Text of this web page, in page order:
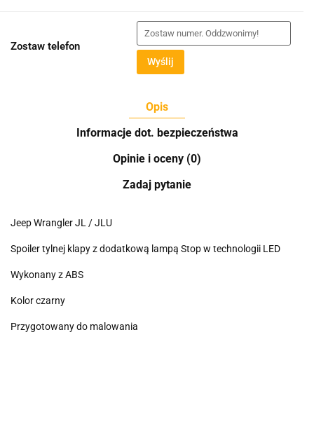
Zostaw telefon
Wyślij
Opis
Informacje dot. bezpieczeństwa
Opinie i oceny (0)
Zadaj pytanie
Jeep Wrangler JL / JLU
Spoiler tylnej klapy z dodatkową lampą Stop w technologii LED
Wykonany z ABS
Kolor czarny
Przygotowany do malowania